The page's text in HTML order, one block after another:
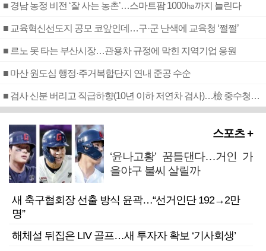
■ 경남 농정 비전 ‘잘 사는 농촌’…스마트팜 1000㏊까지 늘린다
■ 교육혁신선도지 공모 코앞인데…구·군 난색에 교육청 ‘쩔쩔’
■ 르노 못 타는 부산시장…관용차 규정에 막힌 지역기업 응원
■ 마산 원도심 행정·주거복합단지 연내 준공 수순
■ 검사 신분 버리고 직급하향(10년 이하 저연차 검사)…檢 중수청행 기피
스포츠 +
‘윤나고황’ 꿈틀댄다…거인 가
을야구 불씨 살릴까
새 축구협회장 선출 방식 윤곽…“선거인단 192→2만
명”
해체설 뒤집은 LIV 골프…새 투자자 확보 ‘기사회생’